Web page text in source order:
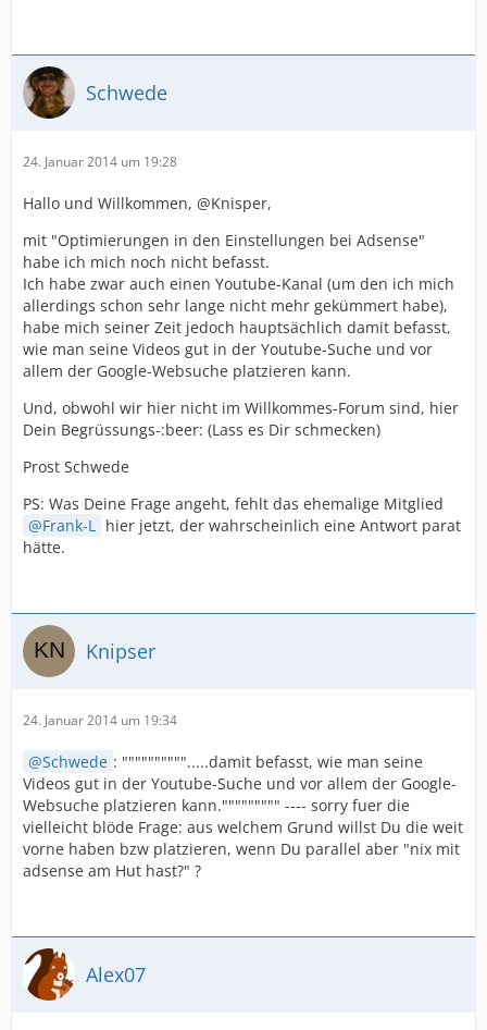
Schwede
24. Januar 2014 um 19:28
Hallo und Willkommen, @Knisper,
mit "Optimierungen in den Einstellungen bei Adsense"
habe ich mich noch nicht befasst.
Ich habe zwar auch einen Youtube-Kanal (um den ich mich
allerdings schon sehr lange nicht mehr gekümmert habe),
habe mich seiner Zeit jedoch hauptsächlich damit befasst,
wie man seine Videos gut in der Youtube-Suche und vor
allem der Google-Websuche platzieren kann.
Und, obwohl wir hier nicht im Willkommes-Forum sind, hier
Dein Begrüssungs-:beer: (Lass es Dir schmecken)
Prost Schwede
PS: Was Deine Frage angeht, fehlt das ehemalige Mitglied
Frank-L hier jetzt, der wahrscheinlich eine Antwort parat
hätte.
Knipser
24. Januar 2014 um 19:34
Schwede : """""""""".....damit befasst, wie man seine
Videos gut in der Youtube-Suche und vor allem der Google-
Websuche platzieren kann.""""""""" ---- sorry fuer die
vielleicht blöde Frage: aus welchem Grund willst Du die weit
vorne haben bzw platzieren, wenn Du parallel aber "nix mit
adsense am Hut hast?" ?
Alex07